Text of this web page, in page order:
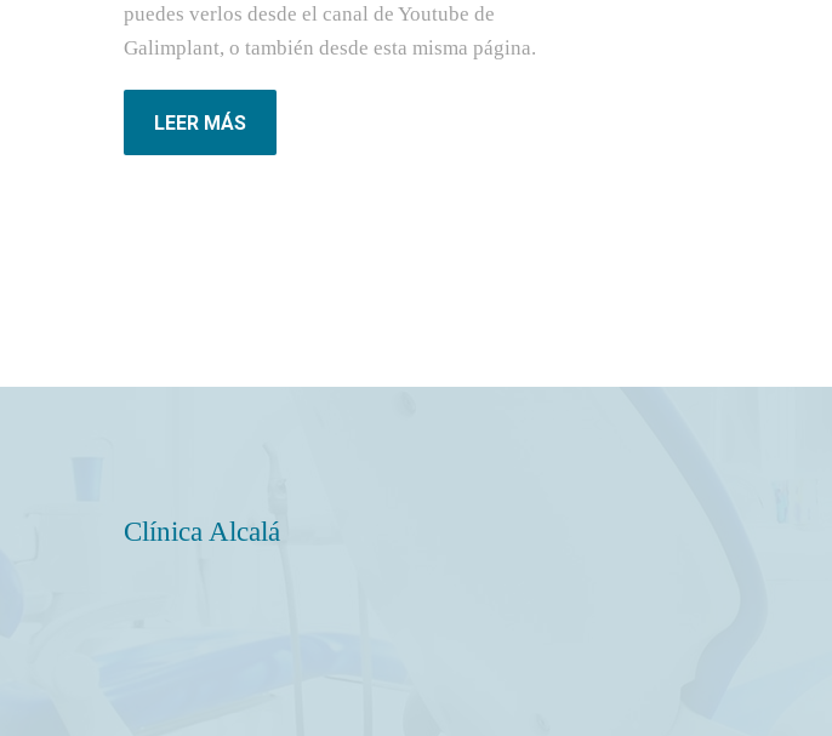
puedes verlos desde el canal de Youtube de
Galimplant, o también desde esta misma página.
LEER MÁS
Clínica Alcalá